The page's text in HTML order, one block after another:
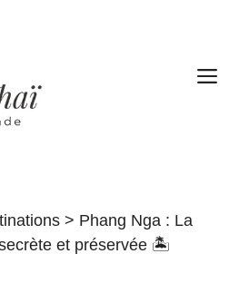
> Phang Nga : La
et préservée 🏝️